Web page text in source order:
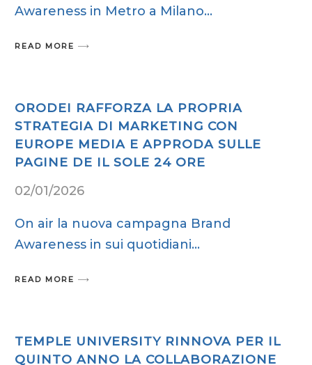
Awareness in Metro a Milano
READ MORE
ORODEI RAFFORZA LA PROPRIA
STRATEGIA DI MARKETING CON
EUROPE MEDIA E APPRODA SULLE
PAGINE DE IL SOLE 24 ORE
02/01/2026
On air la nuova campagna Brand
Awareness in sui quotidiani
READ MORE
TEMPLE UNIVERSITY RINNOVA PER IL
QUINTO ANNO LA COLLABORAZIONE